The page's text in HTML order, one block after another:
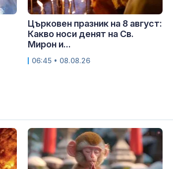
Църковен празник на 8 август:
Какво носи денят на Св.
Мирон и...
06:45 • 08.08.26